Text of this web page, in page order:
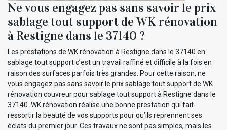
Ne vous engagez pas sans savoir le prix
sablage tout support de WK rénovation
à Restigne dans le 37140 ?
Les prestations de WK rénovation à Restigne dans le 37140 en
sablage tout support c’est un travail raffiné et difficile à la fois en
raison des surfaces parfois très grandes. Pour cette raison, ne
vous engagez pas sans savoir le prix sablage tout support de WK
rénovation couvreur pour sablage tout support à Restigne dans le
37140. WK rénovation réalise une bonne prestation qui fait
ressortir la beauté de vos supports pour qu’ils reprennent ses
éclats du premier jour. Ces travaux ne sont pas simples, mais les